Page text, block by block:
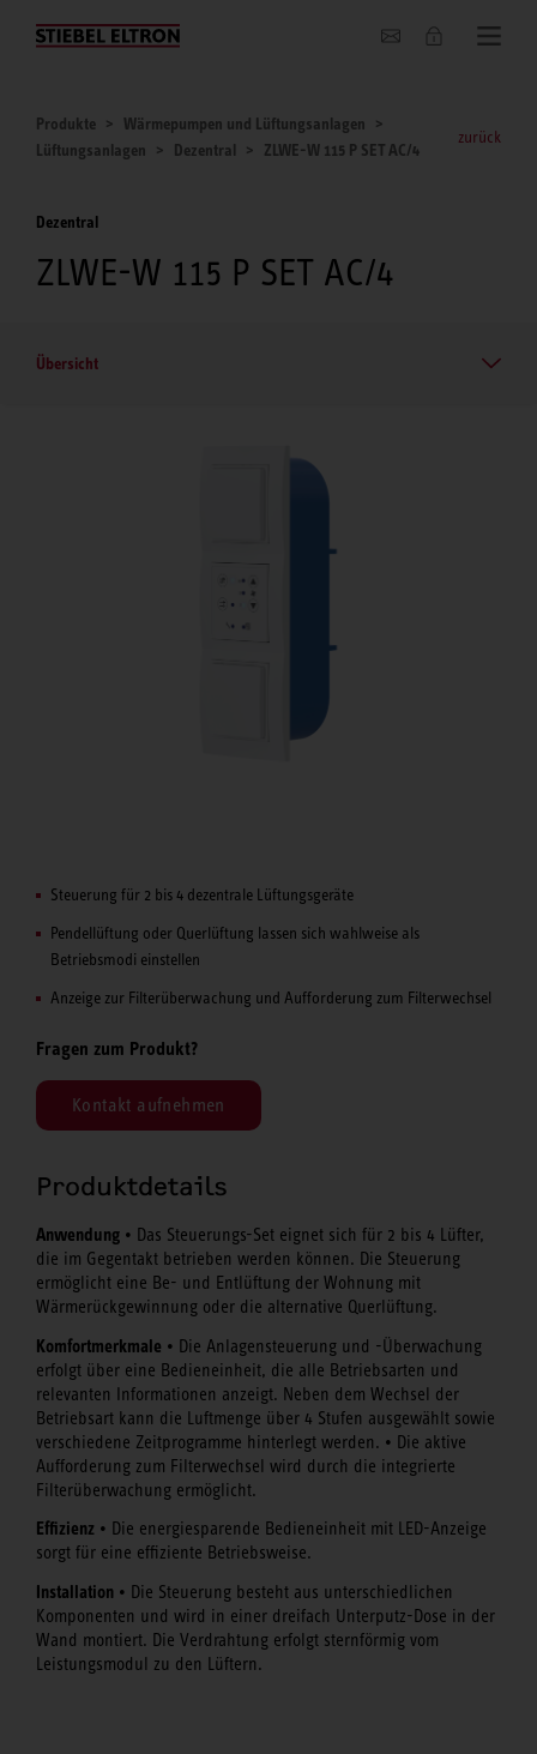
Unternehmen
Produkte
Wärmepumpen und Lüftungsanlagen
Lüftungsanlagen
Dezentral ZLWE-W 115 P SET AC/4
zurück
Dezentral
ZLWE-W 115 P SET AC/4
Übersicht
Steuerung für 2 bis 4 dezentrale Lüftungsgeräte
Pendellüftung oder Querlüftung lassen sich wahlweise als
Betriebsmodi einstellen
Anzeige zur Filterüberwachung und Aufforderung zum Filterwechsel
Fragen zum Produkt?
Kontakt aufnehmen
Produktdetails
Anwendung • Das Steuerungs-Set eignet sich für 2 bis 4 Lüfter,
die im Gegentakt betrieben werden können. Die Steuerung
ermöglicht eine Be- und Entlüftung der Wohnung mit
Wärmerückgewinnung oder die alternative Querlüftung.
Komfortmerkmale • Die Anlagensteuerung und -Überwachung
erfolgt über eine Bedieneinheit, die alle Betriebsarten und
relevanten Informationen anzeigt. Neben dem Wechsel der
Betriebsart kann die Luftmenge über 4 Stufen ausgewählt sowie
verschiedene Zeitprogramme hinterlegt werden. • Die aktive
Aufforderung zum Filterwechsel wird durch die integrierte
Filterüberwachung ermöglicht.
Effizienz • Die energiesparende Bedieneinheit mit LED-Anzeige
sorgt für eine effiziente Betriebsweise.
Installation • Die Steuerung besteht aus unterschiedlichen
Komponenten und wird in einer dreifach Unterputz-Dose in der
Wand montiert. Die Verdrahtung erfolgt sternförmig vom
Leistungsmodul zu den Lüftern.